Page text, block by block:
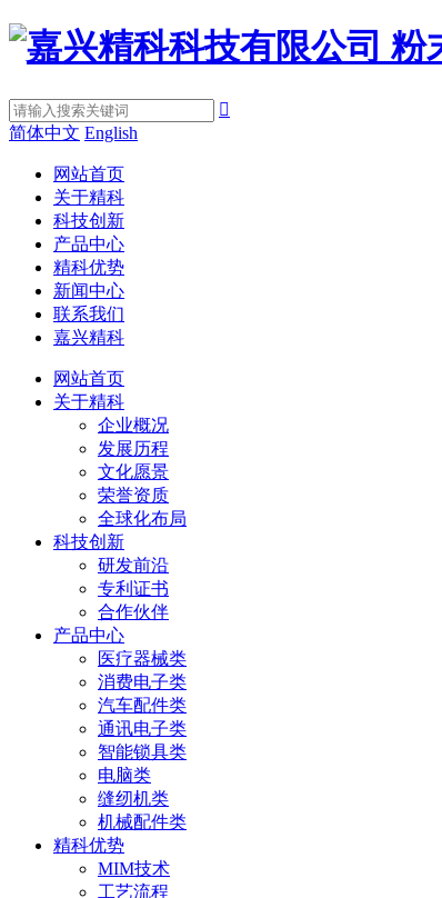

简体中文 English
网站首页
关于精科
科技创新
产品中心
精科优势
新闻中心
联系我们
嘉兴精科
网站首页
关于精科
企业概况
发展历程
文化愿景
荣誉资质
全球化布局
科技创新
研发前沿
专利证书
合作伙伴
产品中心
医疗器械类
消费电子类
汽车配件类
通讯电子类
智能锁具类
电脑类
缝纫机类
机械配件类
精科优势
MIM技术
工艺流程